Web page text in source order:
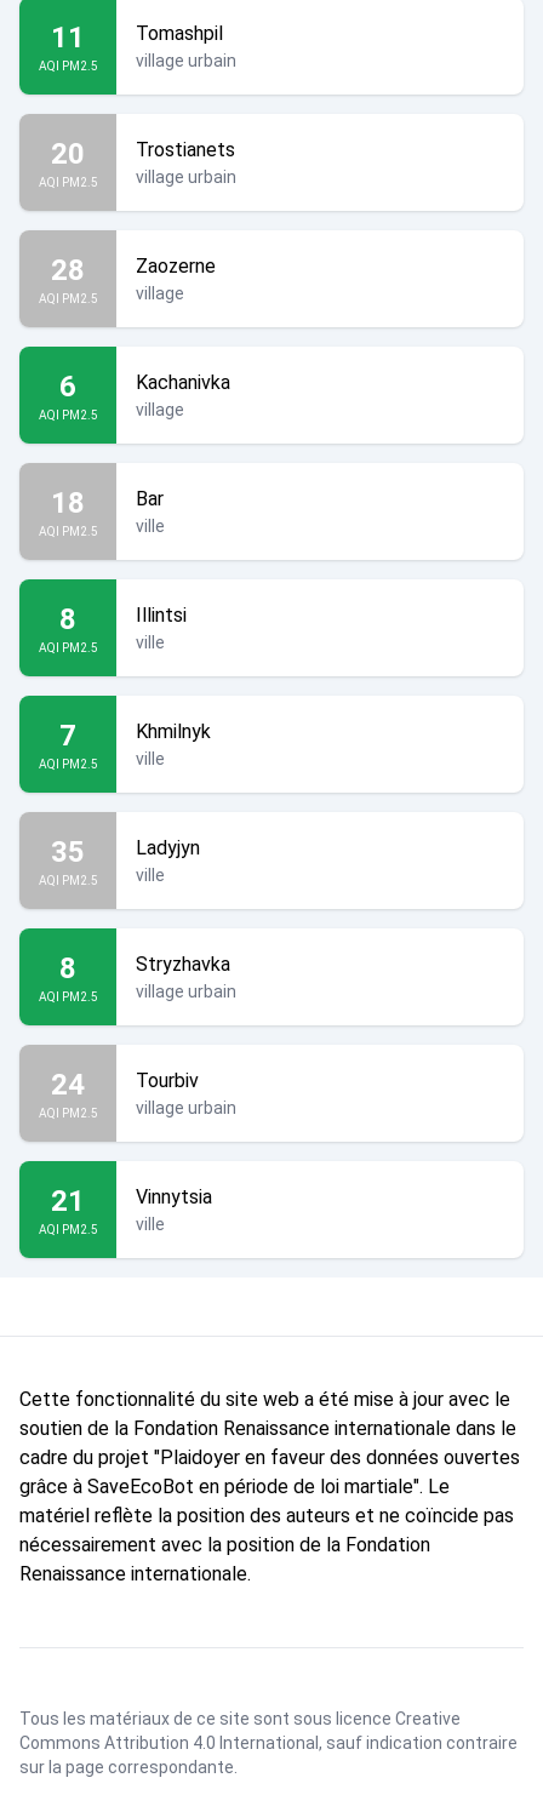
11
AQI PM2.5
Tomashpil
village urbain
20
AQI PM2.5
Trostianets
village urbain
28
AQI PM2.5
Zaozerne
village
6
AQI PM2.5
Kachanivka
village
18
AQI PM2.5
Bar
ville
8
AQI PM2.5
Illintsi
ville
7
AQI PM2.5
Khmilnyk
ville
35
AQI PM2.5
Ladyjyn
ville
8
AQI PM2.5
Stryzhavka
village urbain
24
AQI PM2.5
Tourbiv
village urbain
21
AQI PM2.5
Vinnytsia
ville
Cette fonctionnalité du site web a été mise à jour avec le
soutien de la Fondation Renaissance internationale dans le
cadre du projet "Plaidoyer en faveur des données ouvertes
grâce à SaveEcoBot en période de loi martiale". Le
matériel reflète la position des auteurs et ne coïncide pas
nécessairement avec la position de la Fondation
Renaissance internationale.
Tous les matériaux de ce site sont sous licence Creative
Commons Attribution 4.0 International , sauf indication contraire
sur la page correspondante.